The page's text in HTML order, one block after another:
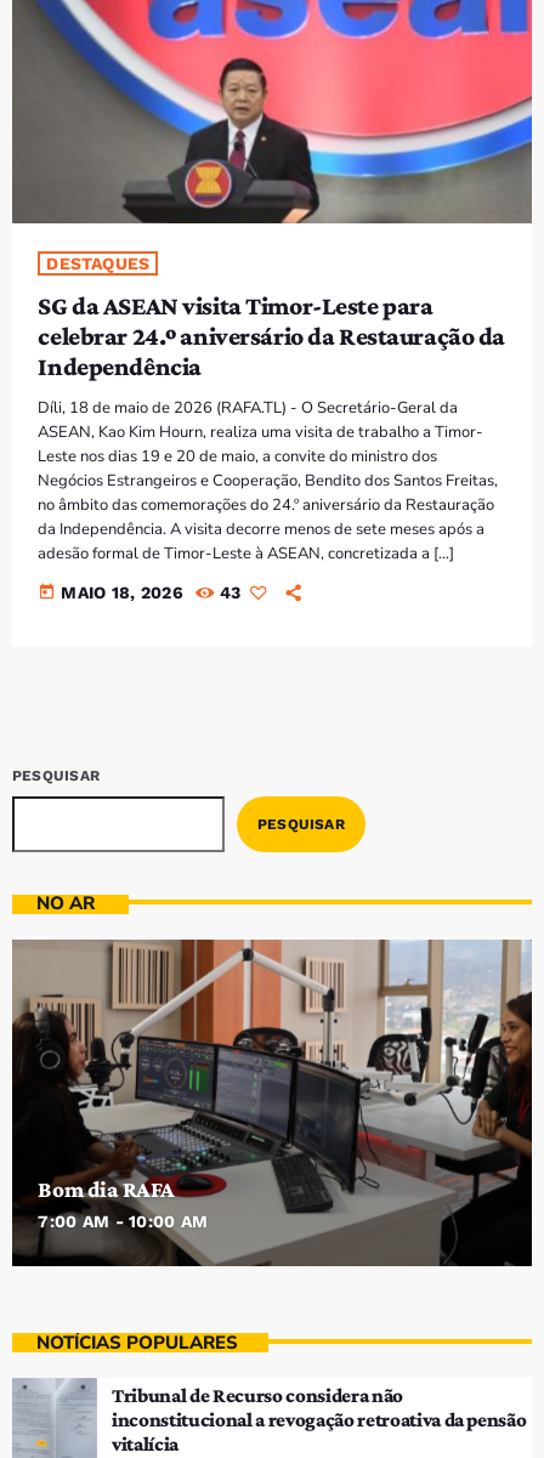
CONTACTOS
PORTUGUÊS
PORTUGUÊS
PRÓXIMOS PROGRAMAS
Bom dia RAFA
Bom dia RAFA
Bom dia RAFA
7:00 AM - 10:00 AM
DESTAQUES
SG da ASEAN visita Timor-Leste para
celebrar 24.º aniversário da Restauração da
Independência
Díli, 18 de maio de 2026 (RAFA.TL) - O Secretário-Geral da
ASEAN, Kao Kim Hourn, realiza uma visita de trabalho a Timor-
Leste nos dias 19 e 20 de maio, a convite do ministro dos
Negócios Estrangeiros e Cooperação, Bendito dos Santos Freitas,
no âmbito das comemorações do 24.º aniversário da Restauração
da Independência. A visita decorre menos de sete meses após a
adesão formal de Timor-Leste à ASEAN, concretizada a […]
today MAIO 18, 2026 43
PESQUISAR
PESQUISAR
NO AR
Bom dia RAFA
7:00 AM - 10:00 AM
NOTÍCIAS POPULARES
Tribunal de Recurso considera não
inconstitucional a revogação retroativa da pensão
vitalícia